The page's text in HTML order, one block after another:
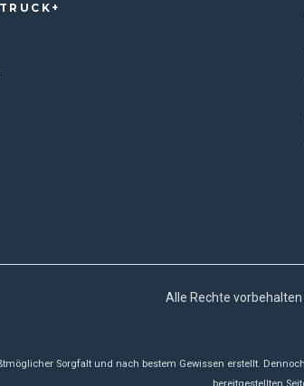
Alle Rechte vorbehalten
Sorgfalt und nach bestem Gewissen erstellt.